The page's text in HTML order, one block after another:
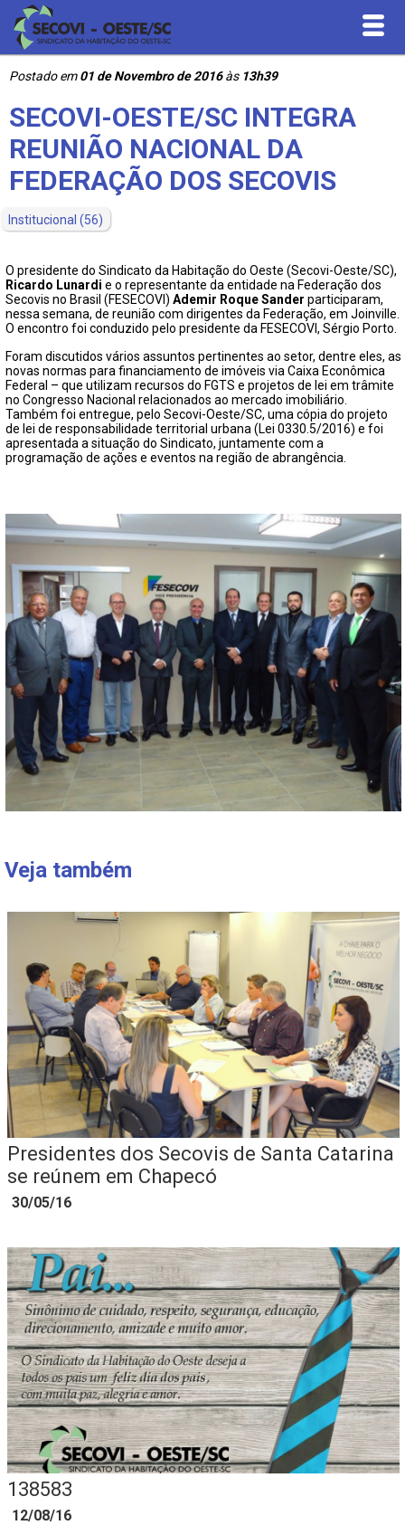
Inicial
Quem Somos
Serviços
Convenções Coletivas
Contribuições
Downloads
Contato
FECHAR PEDIDO
Postado em01 de Novembro de 2016às 13h39
SECOVI-OESTE/SC INTEGRA
REUNIÃO NACIONAL DA
FEDERAÇÃO DOS SECOVIS
Institucional (56)
O presidente do Sindicato da Habitação do Oeste (Secovi-Oeste/SC),
Ricardo Lunardi e o representante da entidade na Federação dos
Secovis no Brasil (FESECOVI) Ademir Roque Sander participaram,
nessa semana, de reunião com dirigentes da Federação, em Joinville.
O encontro foi conduzido pelo presidente da FESECOVI, Sérgio Porto.
Foram discutidos vários assuntos pertinentes ao setor, dentre eles, as
novas normas para financiamento de imóveis via Caixa Econômica
Federal – que utilizam recursos do FGTS e projetos de lei em trâmite
no Congresso Nacional relacionados ao mercado imobiliário.
Também foi entregue, pelo Secovi-Oeste/SC, uma cópia do projeto
de lei de responsabilidade territorial urbana (Lei 0330.5/2016) e foi
apresentada a situação do Sindicato, juntamente com a
programação de ações e eventos na região de abrangência.
Veja também
Presidentes dos Secovis de Santa Catarina
se reúnem em Chapecó
30/05/16
138583
12/08/16